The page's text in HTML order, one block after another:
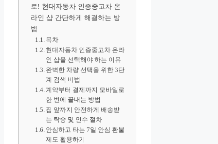
로! 현대자동차 인증중고차 온
라인 샵 간단하게 해결하는 방
법
목차
현대자동차 인증중고차 온라
인 샵을 선택해야 하는 이유
완벽한 차량 선택을 위한 3단
계 검색 비법
계약부터 결제까지 모바일로
한 번에 끝내는 방법
집 앞까지 안전하게 배송받
는 탁송 및 인수 절차
안심하고 타는 7일 안심 환불
제도 활용하기